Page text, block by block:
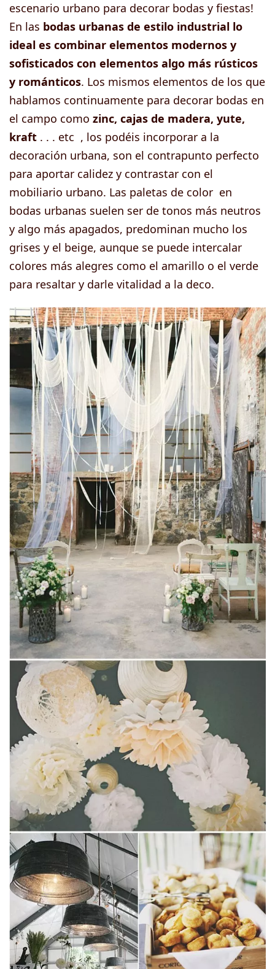
escenario urbano para decorar bodas y fiestas!
En las bodas urbanas de estilo industrial lo
ideal es combinar elementos modernos y
sofisticados con elementos algo más rústicos
y románticos. Los mismos elementos de los que
hablamos continuamente para decorar bodas en
el campo como zinc, cajas de madera, yute,
kraft . . . etc , los podéis incorporar a la
decoración urbana, son el contrapunto perfecto
para aportar calidez y contrastar con el
mobiliario urbano. Las paletas de color en
bodas urbanas suelen ser de tonos más neutros
y algo más apagados, predominan mucho los
grises y el beige, aunque se puede intercalar
colores más alegres como el amarillo o el verde
para resaltar y darle vitalidad a la deco.